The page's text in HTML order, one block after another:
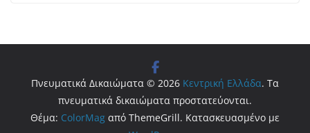
Πνευματικά Δικαιώματα © 2026 Κεντρική Ελλάδα. Τα
πνευματικά δικαιώματα προστατεύονται.
Θέμα: ColorMag από ThemeGrill. Κατασκευασμένο με